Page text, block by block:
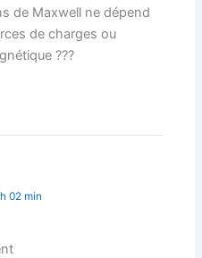
de Maxwell ne dépend
de charges ou
???
02 min